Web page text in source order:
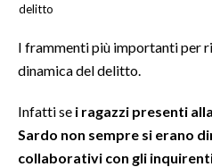
STORE
delitto
I frammenti più importanti per
dinamica del delitto.
Infatti se i ragazzi presenti
Sardo non sempre si erano
collaborativi con gli